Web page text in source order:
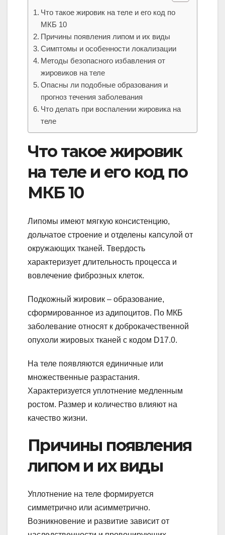
Что такое жировик на теле и его код по
МКБ 10
Причины появления липом и их виды
Симптомы и особенности локализации
Методы безопасного избавления от
жировиков на теле
Опасны ли подобные образования и
прогноз течения заболевания
Что делать при воспалении жировика на
теле
Что такое жировик
на теле и его код по
МКБ 10
Липомы имеют мягкую консистенцию,
дольчатое строение и отделены капсулой от
окружающих тканей. Твердость
характеризует длительность процесса и
вовлечение фиброзных клеток.
Подкожный жировик – образование,
сформированное из адипоцитов. По МКБ
заболевание относят к доброкачественной
опухоли жировых тканей с кодом D17.0.
На теле появляются единичные или
множественные разрастания.
Характеризуется уплотнение медленным
ростом. Размер и количество влияют на
качество жизни.
Причины появления
липом и их виды
Уплотнение на теле формируется
симметрично или асимметрично.
Возникновение и развитие зависит от